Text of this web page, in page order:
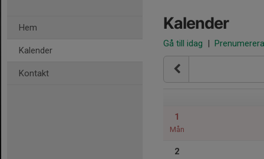
Hem
Kalender
Kontakt
Kalender
Gå till idag | Prenumerera
1
Mån
2